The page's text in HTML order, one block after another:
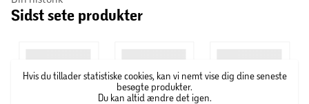
Sidst sete produkter
Hvis du tillader statistiske cookies, kan vi nemt vise dig dine seneste
besøgte produkter.
Du kan altid ændre det igen.